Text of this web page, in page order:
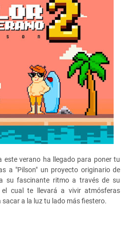
este verano ha llegado para poner tu
a "Pilson" un proyecto originario de
su fascinante ritmo a través de su
cual te llevará a vivir atmósferas
a la luz tu lado más fiestero.